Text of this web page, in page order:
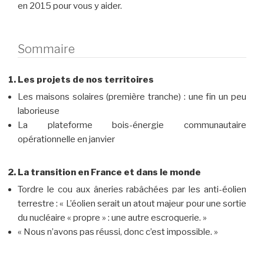
en 2015 pour vous y aider.
Sommaire
Les projets de nos territoires
Les maisons solaires (première tranche) : une fin un peu
laborieuse
La plateforme bois-énergie communautaire
opérationnelle en janvier
La transition en France et dans le monde
Tordre le cou aux âneries rabâchées par les anti-éolien
terrestre : « L’éolien serait un atout majeur pour une sortie
du nucléaire « propre » : une autre escroquerie. »
« Nous n’avons pas réussi, donc c’est impossible. »